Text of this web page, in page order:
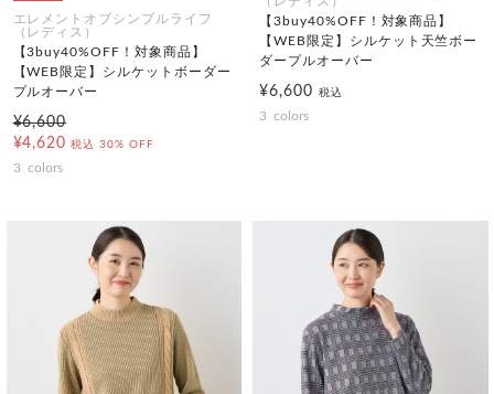
エレメントオブシンプルライフ
（レディス）
【3buy40%OFF！対象商品】
【WEB限定】シルケットボーダー
プルオーバー
¥6,600
¥4,620 税込 30% OFF
3 colors
【3buy40%OFF！対象商品】
【WEB限定】シルケット天竺ボー
ダープルオーバー
¥6,600 税込
3 colors